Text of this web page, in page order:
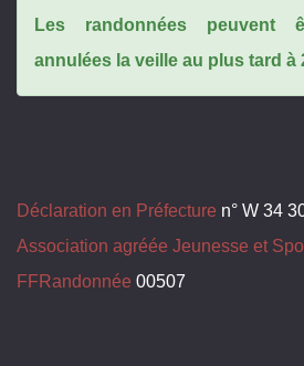
Les randonnées peuvent
annulées la veille au plus tard à
Déclaration en Préfecture n° W 34
Association agréée Jeunesse et
FFRandonnée 00507